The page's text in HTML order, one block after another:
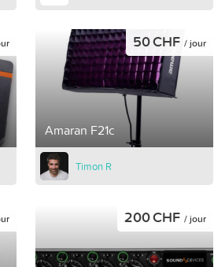
Amaran F21c
50 CHF / jour
Timon R
200 CHF / jour